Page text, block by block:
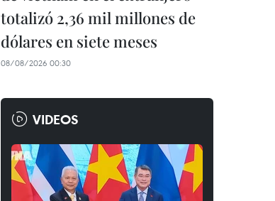
totalizó 2,36 mil millones de
dólares en siete meses
08/08/2026 00:30
VIDEOS